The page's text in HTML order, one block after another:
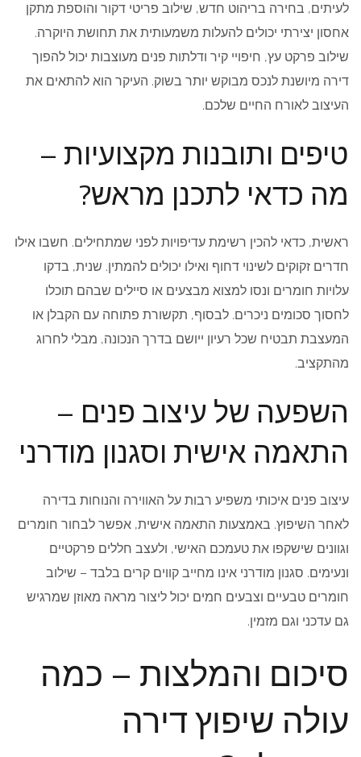
לעיתים, בחירה בריהוט חדש, שילוב פריטי דקור והוספת מתקן
אחסון יצירתי יכולים להעלות משמעותית את תחושת היוקרה.
שילוב פרקט עץ, חיפויי קיר ודלתות פנים מעוצבות יכול להפוך
דירה מיושנת לנכס מבוקש יותר בשוק. העיקר הוא להתאים את
העיצוב לאורח החיים שלכם.
טיפים ותובנות מקצועיות –
מה כדאי לתכנן מראש?
ראשית, כדאי להכין רשימת עדיפויות לפני שמתחילים. חשבו אילו
חדרים זקוקים לשינוי דחוף ואילו יכולים להמתין. שנית, בדקו
עלויות חומרים ונסו למצוא מבצעים או סיילים שבהם תוכלו
לחסוך סכומים ניכרים. לבסוף, תקשורת פתוחה עם הקבלן או
המעצבת תבטיח שכל רעיון ייושם בדרך הנכונה, מבלי לחרוג
מהתקציב.
השפעה של עיצוב פנים –
התאמה אישית וסגנון מודרני
עיצוב פנים איכותי משפיע רבות על האווירה והנוחות בדירה
לאחר השיפוץ. באמצעות התאמה אישית, אפשר לבחור חומרים
וגוונים שישקפו את טעמכם האישי, ולעצב חללים פרקטיים
ונעימים. סגנון מודרני אינו מחייב קווים קרים בלבד – שילוב
חומרים טבעיים וצבעים חמים יכול ליצור מראה מאוזן שמרגיש
גם עדכני וגם מזמין.
סיכום והמלצות – כמה
עולה שיפוץ דירה